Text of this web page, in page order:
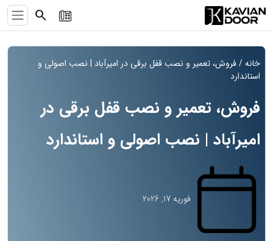
search
خانه/ فروش، تعمیر و نصب قفل برقی در امیرآباد | نصب اصولی و
استاندارد
فروش، تعمیر و نصب قفل برقی در
امیرآباد | نصب اصولی و استاندارد
فوریه 17, 2026